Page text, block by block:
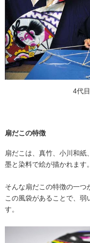
4代
扇だこの特徴
扇だこは、真竹、小川和紙
墨と染料で絵が描かれます。
そんな扇だこの特徴の一つ
この風袋があることで、弱
す。